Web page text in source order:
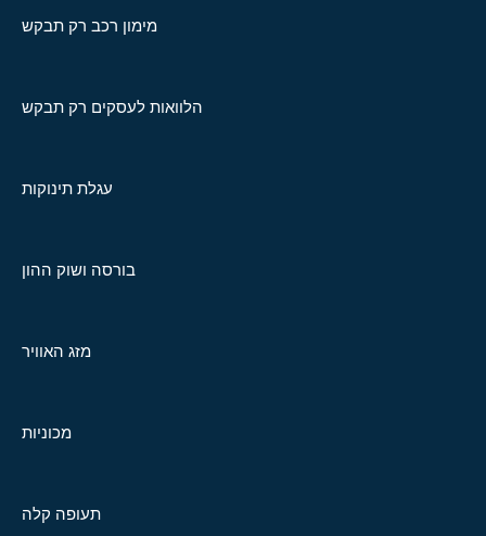
מימון רכב רק תבקש
הלוואות לעסקים רק תבקש
עגלת תינוקות
בורסה ושוק ההון
מזג האוויר
מכוניות
תעופה קלה